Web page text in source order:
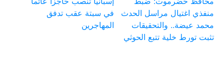
منفذي اغتيال مراسل الحدث
محمد عيضة.. والتحقيقات
تثبت تورط خلية تتبع الحوثي
في سبتة عقب تدفق
المهاجرين